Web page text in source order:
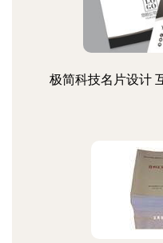
极简科技名片设计